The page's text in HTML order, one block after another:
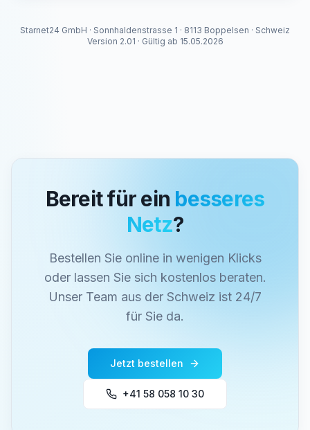
Starnet24 GmbH · Sonnhaldenstrasse 1 · 8113 Boppelsen · Schweiz
Version 2.01 · Gültig ab 15.05.2026
Bereit für ein besseres
Netz?
Bestellen Sie online in wenigen Klicks
oder lassen Sie sich kostenlos beraten.
Unser Team aus der Schweiz ist 24/7
für Sie da.
Jetzt bestellen
+41 58 058 10 30